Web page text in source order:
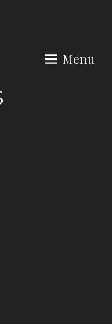
Menu